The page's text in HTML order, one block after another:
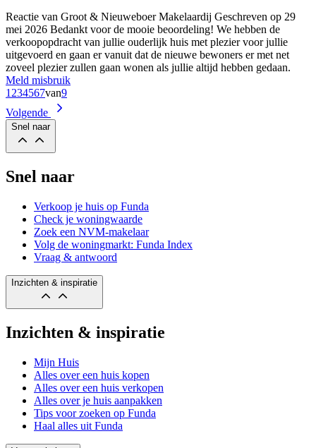
Reactie van Groot & Nieuweboer Makelaardij Geschreven op 29
mei 2026 Bedankt voor de mooie beoordeling! We hebben de
verkoopopdracht van jullie ouderlijk huis met plezier voor jullie
uitgevoerd en gaan er vanuit dat de nieuwe bewoners er met net
zoveel plezier zullen gaan wonen als jullie altijd hebben gedaan.
Meld misbruik
1 234567van9
Volgende
Snel naar
Snel naar
Verkoop je huis op Funda
Check je woningwaarde
Zoek een NVM-makelaar
Volg de woningmarkt: Funda Index
Vraag & antwoord
Inzichten & inspiratie
Inzichten & inspiratie
Mijn Huis
Alles over een huis kopen
Alles over een huis verkopen
Alles over je huis aanpakken
Tips voor zoeken op Funda
Haal alles uit Funda